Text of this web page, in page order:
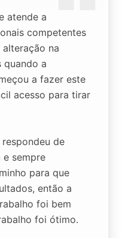
atende a
competentes
na
quando a
a fazer este
acesso para tirar
de
sempre
para que
então a
foi bem
foi ótimo.